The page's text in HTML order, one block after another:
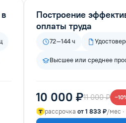
Построение
оплаты труда
72–144 ч
Высшее или среднее
10 000 ₽11 000 ₽
рассрочка от 1 833 ₽/мес ·